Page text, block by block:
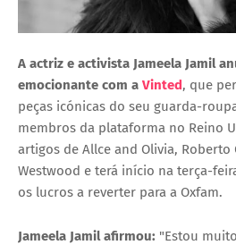
A actriz e activista Jameela Jamil
emocionante com a Vinted, que
peças icónicas do seu guarda-
membros da plataforma no Reino
artigos de Allce and Olivia, Roberto
Westwood e terá início na terça-
os lucros a reverter para a Oxfam.
Jameela Jamil afirmou: "Estou